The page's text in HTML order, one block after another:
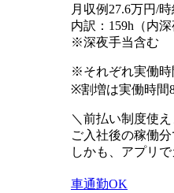
月収例27.6万円/時
内訳：159h（内
※深夜手当含む
※それぞれ実働時
※割増は実働時間
＼前払い制度使え
ご入社後の稼働
しかも、アプリ
車通勤OK